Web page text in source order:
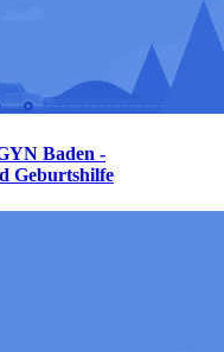
Baden -
Geburtshilfe